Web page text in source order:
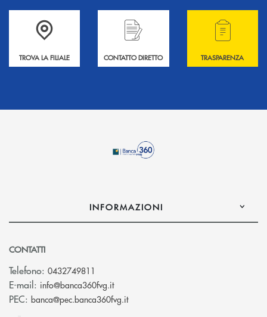
Accedi all' elenco completo delle filiali .
TROVA LA FILIALE
Hai bisogno di informazioni? Contattaci !
CONTATTO DIRETTO
Hai bisogno di
TRASPARENZA
INFORMAZIONI
CONTATTI
Telefono: 0432749811
E-mail: info@banca360fvg.it(si apre l’app di posta elettronica)
PEC: banca@pec.banca360fvg.it(si apre l’app di posta elettronica)